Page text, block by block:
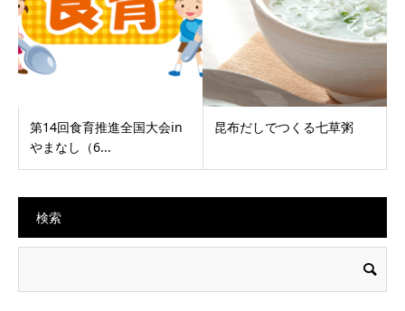
第14回食育推進全国大会in
やまなし（6...
昆布だしでつくる七草粥
検索